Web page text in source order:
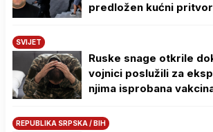
predložen kućni pritvor
SVIJET
Ruske snage otkrile
vojnici poslužili za
njima isprobana
REPUBLIKA SRPSKA / BIH